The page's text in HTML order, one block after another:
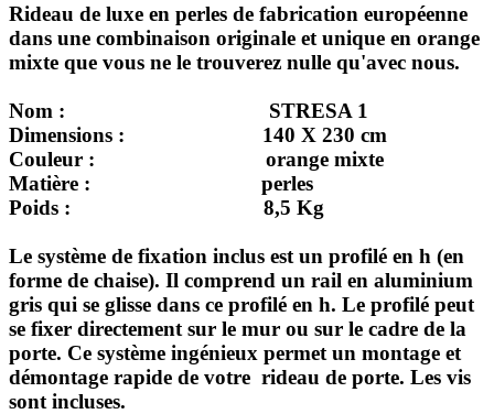
Rideau de luxe en perles de fabrication européenne
dans une combinaison originale et unique en orange
mixte que vous ne le trouverez nulle qu'avec nous.
Nom : STRESA 1
Dimensions : 140 X 230 cm
Couleur : orange mixte
Matière : perles
Poids : 8,5 Kg
Le système de fixation inclus est un profilé en h (en
forme de chaise). Il comprend un rail en aluminium
gris qui se glisse dans ce profilé en h. Le profilé peut
se fixer directement sur le mur ou sur le cadre de la
porte. Ce système ingénieux permet un montage et
démontage rapide de votre rideau de porte. Les vis
sont incluses.